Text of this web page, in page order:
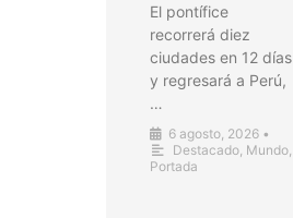
El pontífice
recorrerá diez
ciudades en 12 días
y regresará a Perú,
…
6 agosto, 2026 •
Destacado Mundo
Portada